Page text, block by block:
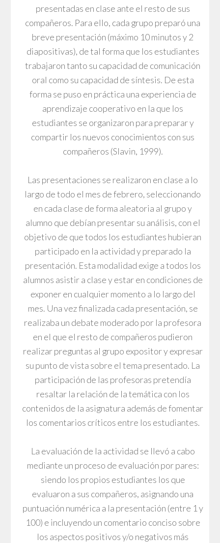
presentadas en clase ante el resto de sus
compañeros. Para ello, cada grupo preparó una
breve presentación (máximo 10 minutos y 2
diapositivas), de tal forma que los estudiantes
trabajaron tanto su capacidad de comunicación
oral como su capacidad de síntesis. De esta
forma se puso en práctica una experiencia de
aprendizaje cooperativo en la que los
estudiantes se organizaron para preparar y
compartir los nuevos conocimientos con sus
compañeros (Slavin, 1999).
Las presentaciones se realizaron en clase a lo
largo de todo el mes de febrero, seleccionando
en cada clase de forma aleatoria al grupo y
alumno que debían presentar su análisis, con el
objetivo de que todos los estudiantes hubieran
participado en la actividad y preparado la
presentación. Esta modalidad exige a todos los
alumnos asistir a clase y estar en condiciones de
exponer en cualquier momento a lo largo del
mes. Una vez finalizada cada presentación, se
realizaba un debate moderado por la profesora
en el que el resto de compañeros pudieron
realizar preguntas al grupo expositor y expresar
su punto de vista sobre el tema presentado. La
participación de las profesoras pretendía
resaltar la relación de la temática con los
contenidos de la asignatura además de fomentar
los comentarios críticos entre los estudiantes.
La evaluación de la actividad se llevó a cabo
mediante un proceso de evaluación por pares:
siendo los propios estudiantes los que
evaluaron a sus compañeros, asignando una
puntuación numérica a la presentación (entre 1 y
100) e incluyendo un comentario conciso sobre
los aspectos positivos y/o negativos más